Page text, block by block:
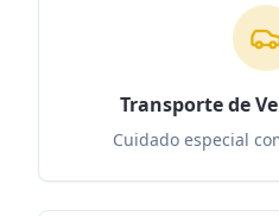
Transporte de
Cuidado especial